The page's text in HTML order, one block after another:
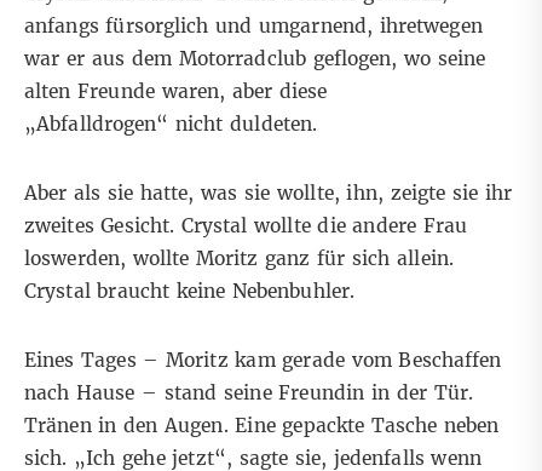
anfangs fürsorglich und umgarnend, ihretwegen
war er aus dem Motorradclub geflogen, wo seine
alten Freunde waren, aber diese
„Abfalldrogen“ nicht duldeten.
Aber als sie hatte, was sie wollte, ihn, zeigte sie ihr
zweites Gesicht. Crystal wollte die andere Frau
loswerden, wollte Moritz ganz für sich allein.
Crystal braucht keine Nebenbuhler.
Eines Tages – Moritz kam gerade vom Beschaffen
nach Hause – stand seine Freundin in der Tür.
Tränen in den Augen. Eine gepackte Tasche neben
sich. „Ich gehe jetzt“, sagte sie, jedenfalls wenn